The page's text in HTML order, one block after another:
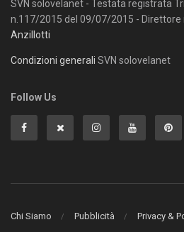
SVN solovelanet - Testata registrata
n.117/2015 del 09/07/2015 - Direttore
Anzillotti
Condizioni generali SVN solovelanet
Follow Us
Chi Siamo Pubblicità Privacy &